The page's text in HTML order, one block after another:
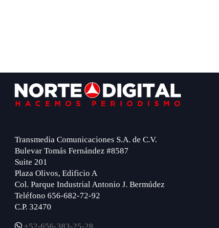
Footer
Transmedia Comunicaciones S.A. de C.V.
Bulevar Tomás Fernández #8587
Suite 201
Plaza Olivos, Edificio A
Col. Parque Industrial Antonio J. Bermúdez
Teléfono 656-682-72-92
C.P. 32470
+52-656-383-25-28